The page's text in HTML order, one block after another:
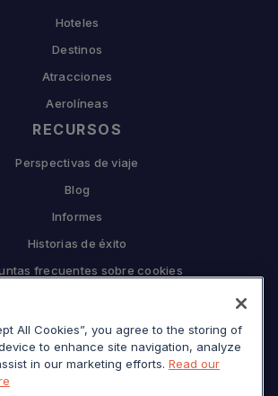
Hoteles
Destinos
Atracciones
Aerolíneas
RECURSOS
Perspectivas de viaje
Blog
Informes
Historias de éxito
frecuentes sobre cookies
Por qué Sojern
All Cookies”, you agree to the storing of
to enhance site navigation, analyze
in our marketing efforts. Read our